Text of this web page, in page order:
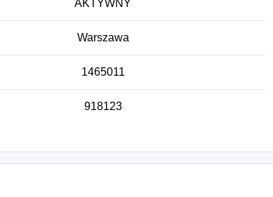
AKTYWNY
Warszawa
1465011
918123